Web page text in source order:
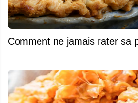
Comment ne jamais rater sa